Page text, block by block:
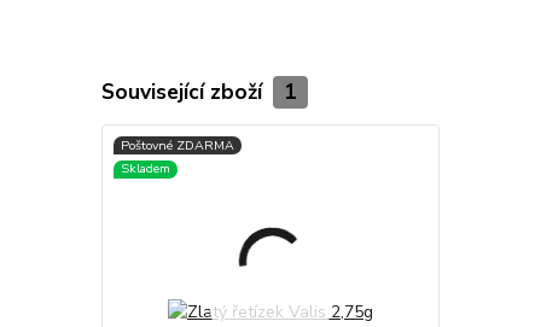
Související zboží 1